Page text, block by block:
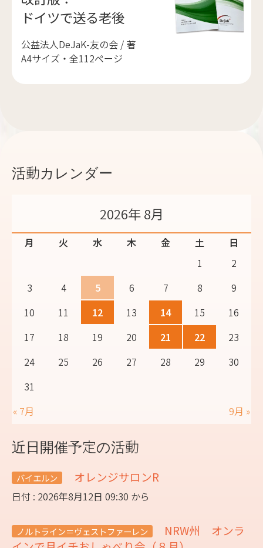
ドイツで送る老後
公益法人DeJaK-友の会 / 著
A4サイズ・全112ページ
活動カレンダー
2026年 8月
月 火 水 木 金 土
日
1
2
3
4 5 6 7 8
9
10
11 12 13 14 15
16
17
18 19 20 21 22
23
24
25 26 27 28 29
30
31
« 7月
9月 »
近日開催予定の活動
バイエルン オレンジサロンR
日付 : 2026年8月12日 09:30 から
ノルトライン＝ヴェストファーレン
NRW州 オンラ